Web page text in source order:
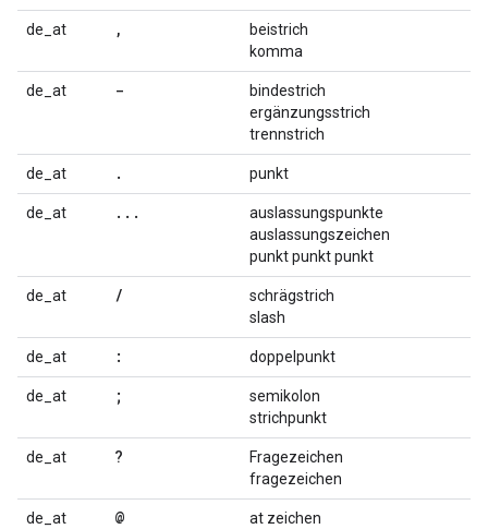
de_at ,
beistrich
komma
de_at -
bindestrich
ergänzungsstrich
trennstrich
de_at . punkt
de_at ...
auslassungspunkte
auslassungszeichen
punkt punkt punkt
de_at /
schrägstrich
slash
de_at : doppelpunkt
de_at ;
semikolon
strichpunkt
de_at ?
Fragezeichen
fragezeichen
de_at @
at zeichen